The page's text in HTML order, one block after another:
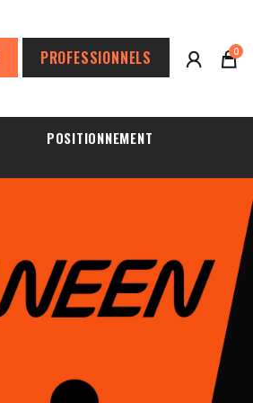
PROFESSIONNELS 0
POSITIONNEMENT